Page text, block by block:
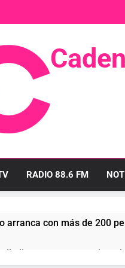
Radio Y Televisión
RADIO 88.6 FM
arranca con más de 200
linense tras conquistar